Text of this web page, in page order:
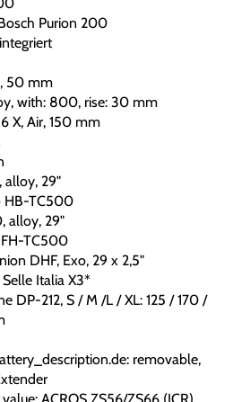
Purion 200
50 mm
with: 800, rise: 30 mm
X, Air, 150 mm
alloy, 29"
HB-TC500
alloy, 29"
TC500
DHF, Exo, 29 x 2,5"
Italia X3*
DP-212, S / M /L / XL: 125 / 170 /
removable,
ACROS ZS56/ZS66 (ICR),